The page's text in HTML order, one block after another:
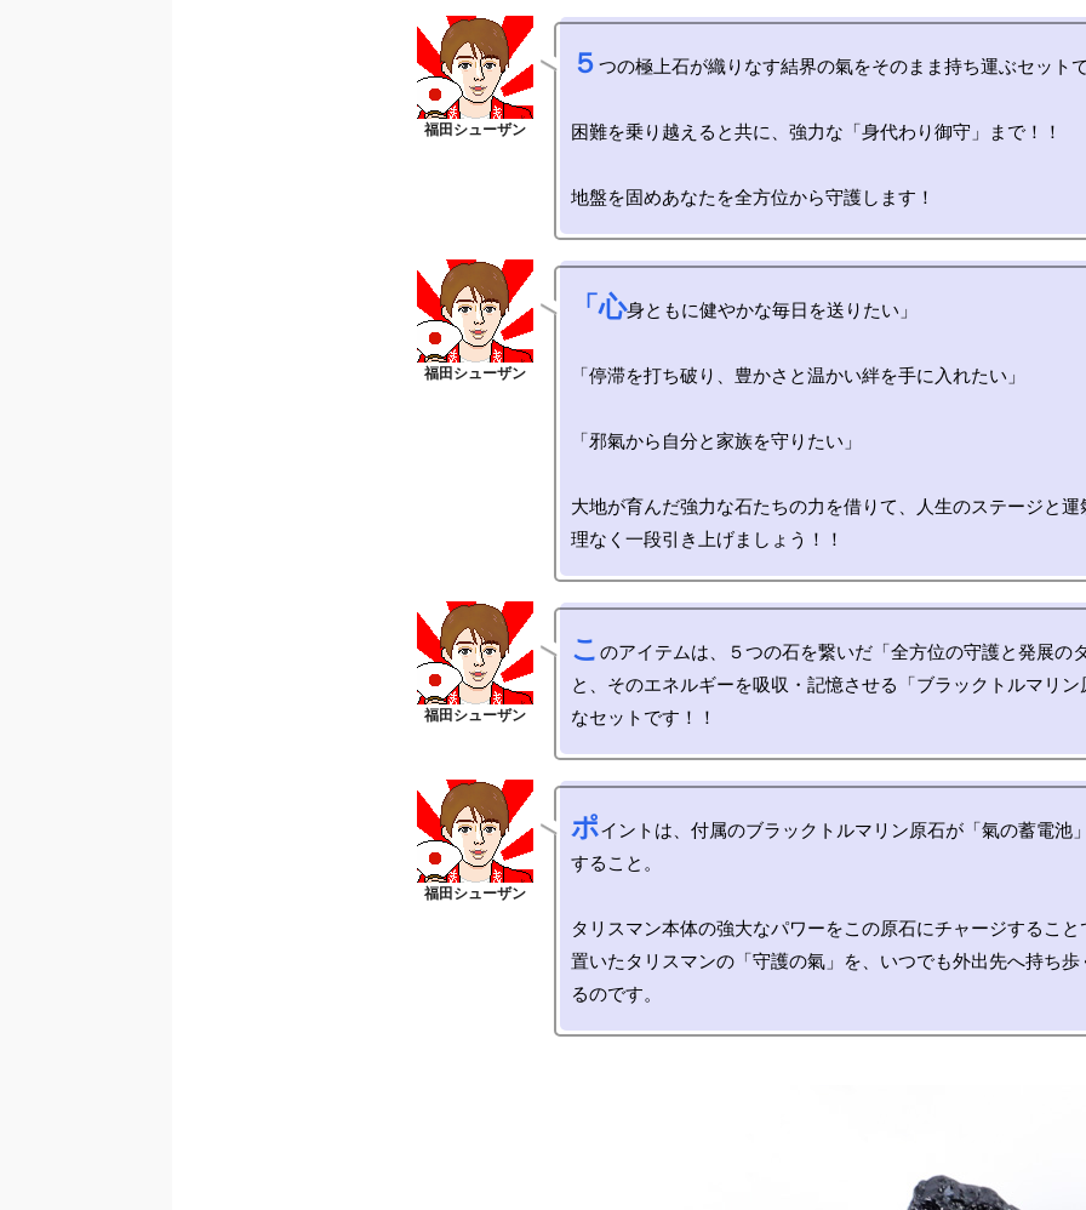
５ つの極上石が織りなす結界の氣をそのまま持ち運ぶセット
困難を乗り越えると共に、強力な「身代わり御守」まで！！
「心身ともに健やかな毎日を送りたい」
「停滞を打ち破り、豊かさと温かい絆を手に入れたい」
「邪氣から自分と家族を守りたい」
大地が育んだ強力な石たちの力を借りて、人生のステージと
こ のアイテムは、５つの石を繋いだ「全方位の守護と発展の
と、そのエネルギーを吸収・記憶させる「ブラックトルマリ
ポイントは、付属のブラックトルマリン原石が「氣の蓄電池
すること。
タリスマン本体の強大なパワーをこの原石にチャージするこ
置いたタリスマンの「守護の氣」を、いつでも外出先へ持ち歩